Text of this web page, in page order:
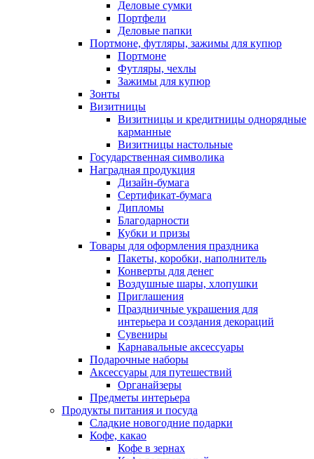
Деловые сумки
Портфели
Деловые папки
Портмоне, футляры, зажимы для купюр
Портмоне
Футляры, чехлы
Зажимы для купюр
Зонты
Визитницы
Визитницы и кредитницы однорядные
карманные
Визитницы настольные
Государственная символика
Наградная продукция
Дизайн-бумага
Сертификат-бумага
Дипломы
Благодарности
Кубки и призы
Товары для оформления праздника
Пакеты, коробки, наполнитель
Конверты для денег
Воздушные шары, хлопушки
Приглашения
Праздничные украшения для
интерьера и создания декораций
Сувениры
Карнавальные аксессуары
Подарочные наборы
Аксессуары для путешествий
Органайзеры
Предметы интерьера
Продукты питания и посуда
Сладкие новогодние подарки
Кофе, какао
Кофе в зернах